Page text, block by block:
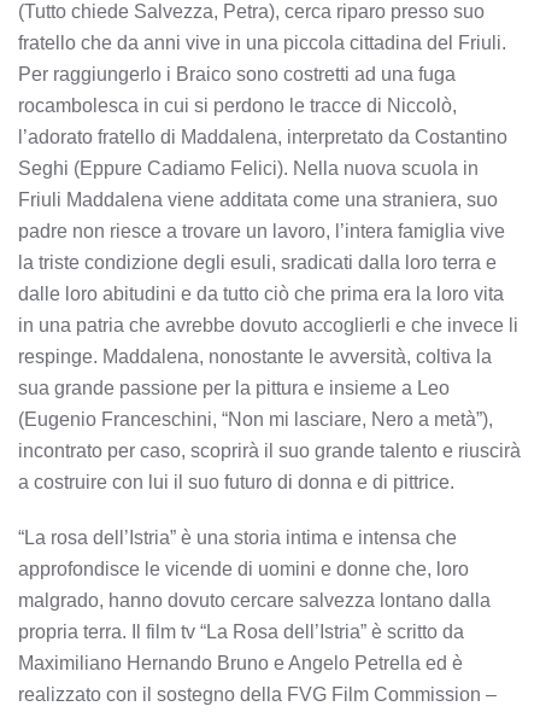
(Tutto chiede Salvezza, Petra), cerca riparo presso suo
fratello che da anni vive in una piccola cittadina del Friuli.
Per raggiungerlo i Braico sono costretti ad una fuga
rocambolesca in cui si perdono le tracce di Niccolò,
l’adorato fratello di Maddalena, interpretato da Costantino
Seghi (Eppure Cadiamo Felici). Nella nuova scuola in
Friuli Maddalena viene additata come una straniera, suo
padre non riesce a trovare un lavoro, l’intera famiglia vive
la triste condizione degli esuli, sradicati dalla loro terra e
dalle loro abitudini e da tutto ciò che prima era la loro vita
in una patria che avrebbe dovuto accoglierli e che invece li
respinge. Maddalena, nonostante le avversità, coltiva la
sua grande passione per la pittura e insieme a Leo
(Eugenio Franceschini, “Non mi lasciare, Nero a metà”),
incontrato per caso, scoprirà il suo grande talento e riuscirà
a costruire con lui il suo futuro di donna e di pittrice.
“La rosa dell’Istria” è una storia intima e intensa che
approfondisce le vicende di uomini e donne che, loro
malgrado, hanno dovuto cercare salvezza lontano dalla
propria terra. Il film tv “La Rosa dell’Istria” è scritto da
Maximiliano Hernando Bruno e Angelo Petrella ed è
realizzato con il sostegno della FVG Film Commission –